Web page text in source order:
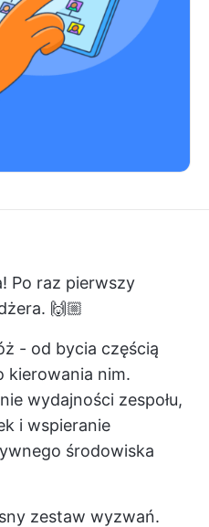
Po raz pierwszy
🙌🏼
- od bycia częścią
kierowania nim.
wydajności zespołu,
i wspieranie
środowiska
zestaw wyzwań.